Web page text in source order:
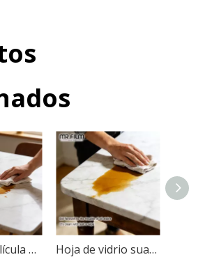
Muebles Película Protección Mesa Alto Claro Brillante Autoadhesivo Tinte Hoja de vidrio suave Película súper transparente Tinte autoadhesivo